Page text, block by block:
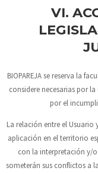
VI.
BIOPAREJAse reserva la
considere necesarias por
por el
La relación entre el Usuario
aplicación en el territorio
con la interpretación y/
someterán sus conflictos a